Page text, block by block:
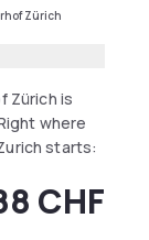
Zürich
Zürich is
where
starts:
the most
walking
CHF